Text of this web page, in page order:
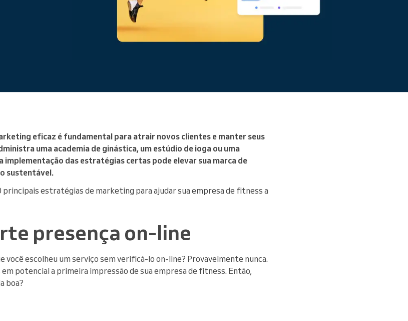
eficaz é fundamental para atrair novos clientes e manter seus
uma academia de ginástica, um estúdio de ioga ou uma
implementação das estratégias certas pode elevar sua marca de
sustentável.
estratégias de marketing para ajudar sua empresa de fitness a
presença on-line
você escolheu um serviço sem verificá-lo on-line? Provavelmente nunca.
potencial a primeira impressão de sua empresa de fitness. Então,
boa?